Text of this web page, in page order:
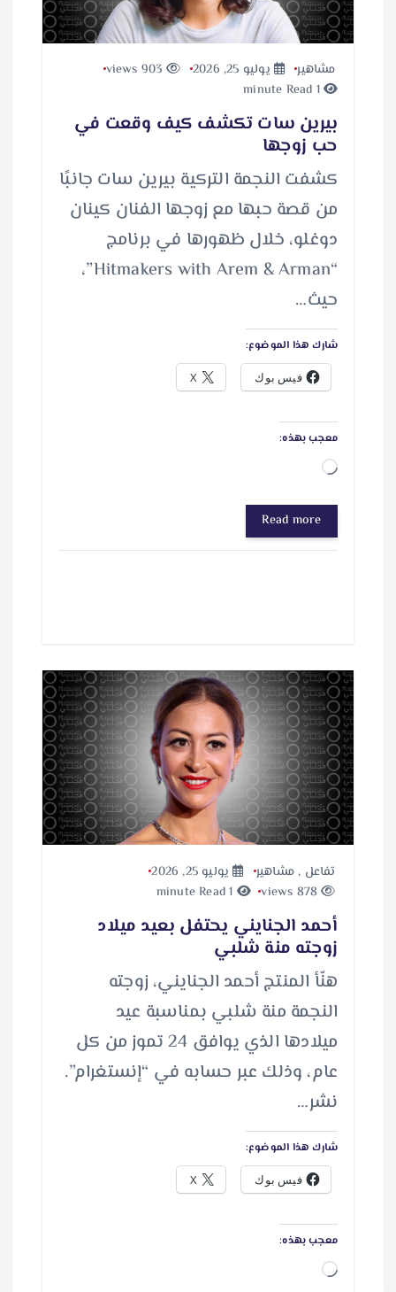
مشاهير يوليو 25, 2026
1 minute Read
بيرين سات تكشف كيف وقعت في
حب زوجها
كشفت النجمة التركية بيرين سات جانبًا
من قصة حبها مع زوجها الفنان كينان
دوغلو، خلال ظهورها في برنامج
“Hitmakers with Arem & Arman”،
حيث…
شارك هذا الموضوع:
فيس بوك X
معجب بهذه:
ج
ا
ر
ي
ح
م
ي
ل
…
Read more
تفاعل , مشاهير
يوليو 25, 2026
878 views
أحمد الجنايني يحتفل بعيد ميلاد
زوجته منة شلبي
هنّأ المنتج أحمد الجنايني، زوجته
النجمة منة شلبي بمناسبة عيد
ميلادها الذي يوافق 24 تموز من كل
عام، وذلك عبر حسابه في “إنستغرام”.
نشر…
شارك هذا الموضوع:
فيس بوك X
معجب بهذه:
ج